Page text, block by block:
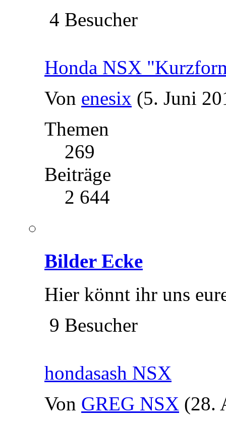
4 Besucher
Honda NSX
Von enesix (5. Juni
Themen
269
Beiträge
2 644
Bilder Ecke
Hier könnt ihr uns
9 Besucher
hondasash NSX
Von GREG NSX (28.